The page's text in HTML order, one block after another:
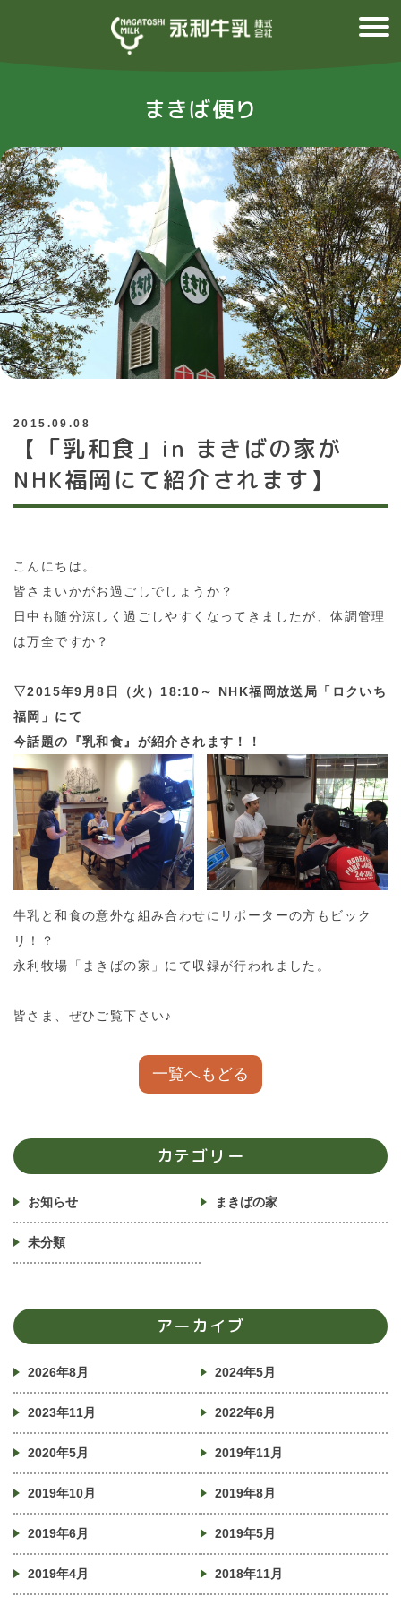
まきば便り
2015.09.08
【「乳和食」in まきばの家が
NHK福岡にて紹介されます】
こんにちは。
皆さまいかがお過ごしでしょうか？
日中も随分涼しく過ごしやすくなってきましたが、体調管理
は万全ですか？
▽2015年9月8日（火）18:10～ NHK福岡放送局「ロクいち
福岡」にて
今話題の『乳和食』が紹介されます！！
牛乳と和食の意外な組み合わせにリポーターの方もビック
リ！？
永利牧場「まきばの家」にて収録が行われました。
皆さま、ぜひご覧下さい♪
一覧へもどる
カテゴリー
お知らせ まきばの家
未分類
アーカイブ
2026年8月 2024年5月
2023年11月 2022年6月
2020年5月 2019年11月
2019年10月 2019年8月
2019年6月 2019年5月
2019年4月 2018年11月